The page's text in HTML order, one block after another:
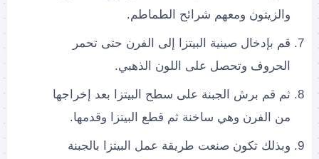
والزيتون ومعهم شرائح الطماطم.
قم بإدخال صينية البيتزا إلى الفرن حتى تحمر
الحروف وتحصل على اللون الذهبي.
ثم قم برش الجبنة على سطح البيتزا بعد إخراجها
من الفرن وهي ساخنة ثم قطع البيتزا وقدمها.
وبذلك تكون صنعت طريقة عمل البيتزا بالجبنة